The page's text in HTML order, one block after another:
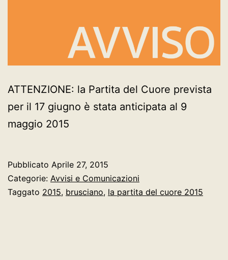
ATTENZIONE: la Partita del Cuore prevista
per il 17 giugno è stata anticipata al 9
maggio 2015
Pubblicato Aprile 27, 2015
Categorie: Avvisi e Comunicazioni
Taggato 2015, brusciano, la partita del cuore 2015